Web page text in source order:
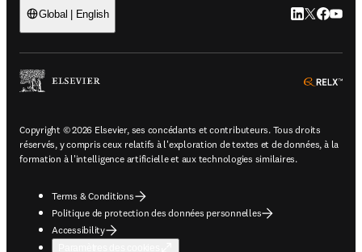
Global | English LinkedIn
Twitter
Copyright © 2026 Elsevier, ses concédants et contributeurs. Tous droits
réservés, y compris ceux relatifs à l'exploration de textes et de données, à la
formation à l'intelligence artificielle et aux technologies similaires.
Terms & Conditions
Politique de protection des données personnelles
Accessibility